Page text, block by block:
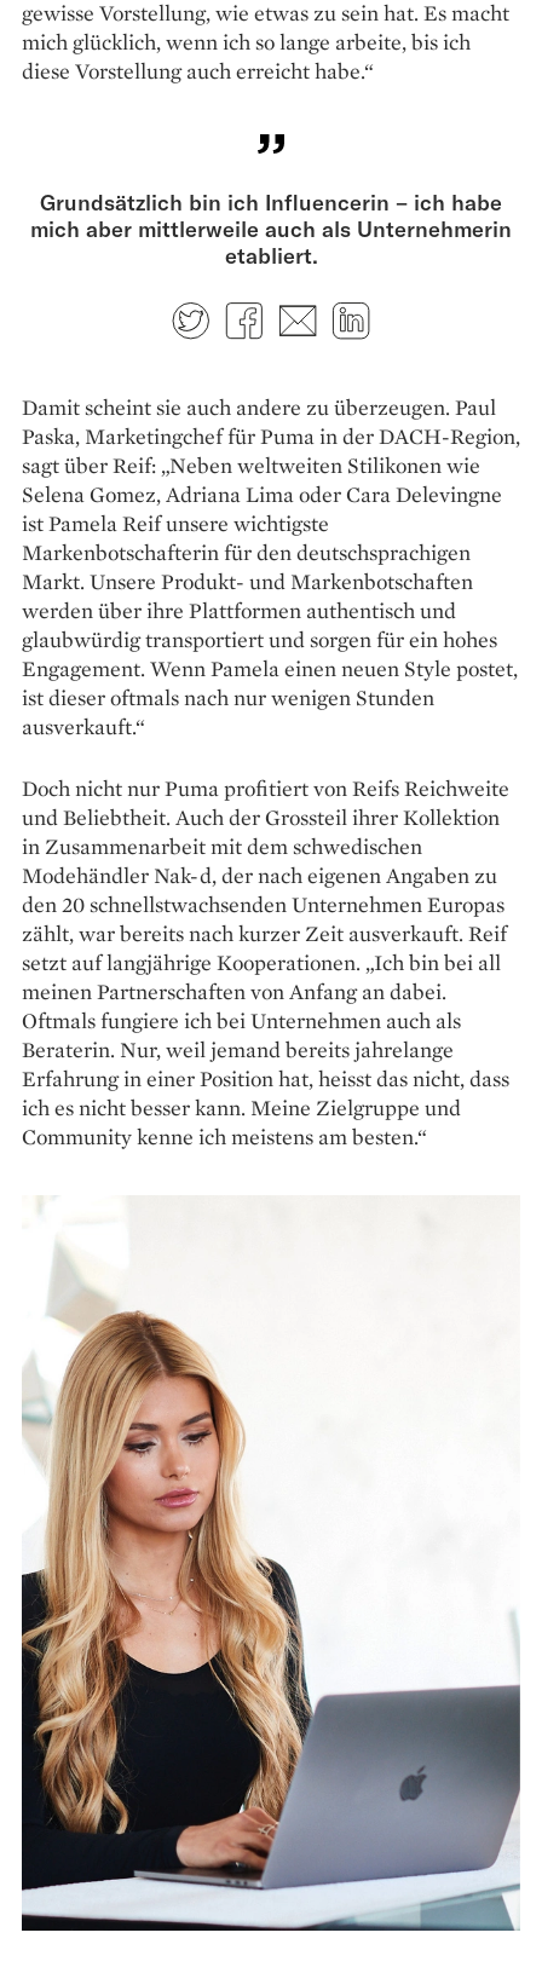
gewisse Vorstellung, wie etwas zu sein hat. Es macht
mich glücklich, wenn ich so lange arbeite, bis ich
diese Vorstellung auch erreicht habe.“
Grundsätzlich bin ich Influencerin – ich habe
mich aber mittlerweile auch als Unternehmerin
etabliert.
TwitterFacebook
E-mail
Damit scheint sie auch andere zu überzeugen. Paul
Paska, Marketingchef für Puma in der DACH-Region,
sagt über Reif: „Neben weltweiten Stilikonen wie
Selena Gomez, Adriana Lima oder Cara Delevingne
ist Pamela Reif unsere wichtigste
Markenbotschafterin für den deutschsprachigen
Markt. Unsere Produkt- und Markenbotschaften
werden über ihre Plattformen authentisch und
glaubwürdig transportiert und sorgen für ein hohes
Engagement. Wenn Pamela einen neuen Style postet,
ist dieser oftmals nach nur wenigen Stunden
ausverkauft.“
Doch nicht nur Puma profitiert von Reifs Reichweite
und Beliebtheit. Auch der Grossteil ihrer Kollektion
in Zusammenarbeit mit dem schwedischen
Modehändler Nak-d, der nach eigenen Angaben zu
den 20 schnellstwachsenden Unternehmen Europas
zählt, war bereits nach kurzer Zeit ausverkauft. Reif
setzt auf langjährige Kooperationen. „Ich bin bei all
meinen Partnerschaften von Anfang an dabei.
Oftmals ­fungiere ich bei Unternehmen auch als
Beraterin. Nur, weil jemand bereits jahrelange
Erfahrung in einer Position hat, heisst das nicht, dass
ich es nicht besser kann. Meine Zielgruppe und
Community kenne ich meistens am besten.“